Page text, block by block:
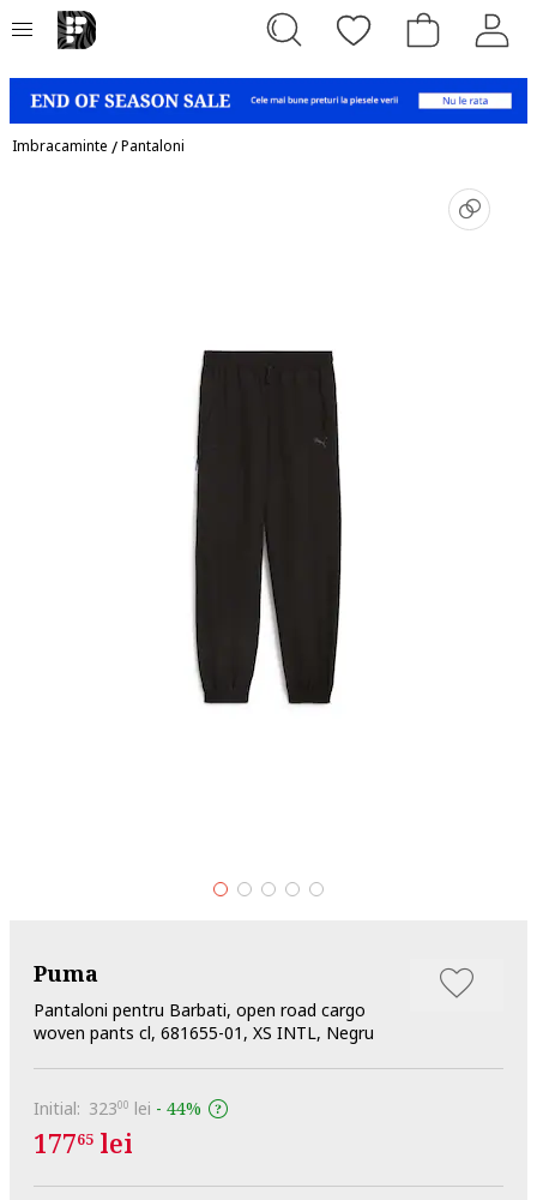
Imbracaminte /Pantaloni
Puma
Pantaloni pentru Barbati, open road cargo
woven pants cl, 681655-01, XS INTL, Negru
Initial: 32300 lei - 44%
17765 lei